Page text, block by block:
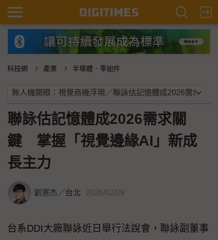
科技網 產業 半導體．零組件
聯詠估記憶體成2026需求關
鍵 掌握「視覺邊緣AI」新成
長主力
劉憲杰／台北 2026/02/09
台系DDI大廠聯詠近日舉行法說會，聯詠副董事